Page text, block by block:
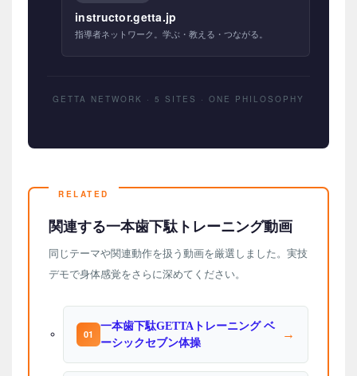
instructor.getta.jp
指導者ネットワーク。学ぶ・教える・つながる。
GETTA NETWORK · 5 SITES · ONE PHILOSOPHY
関連する一本歯下駄トレーニング動画
同じテーマや関連動作を扱う動画を厳選しました。実技
デモで身体感覚をさらに深めてください。
01
一本歯下駄GETTAトレーニング ベ
ーシックセブン体操
→